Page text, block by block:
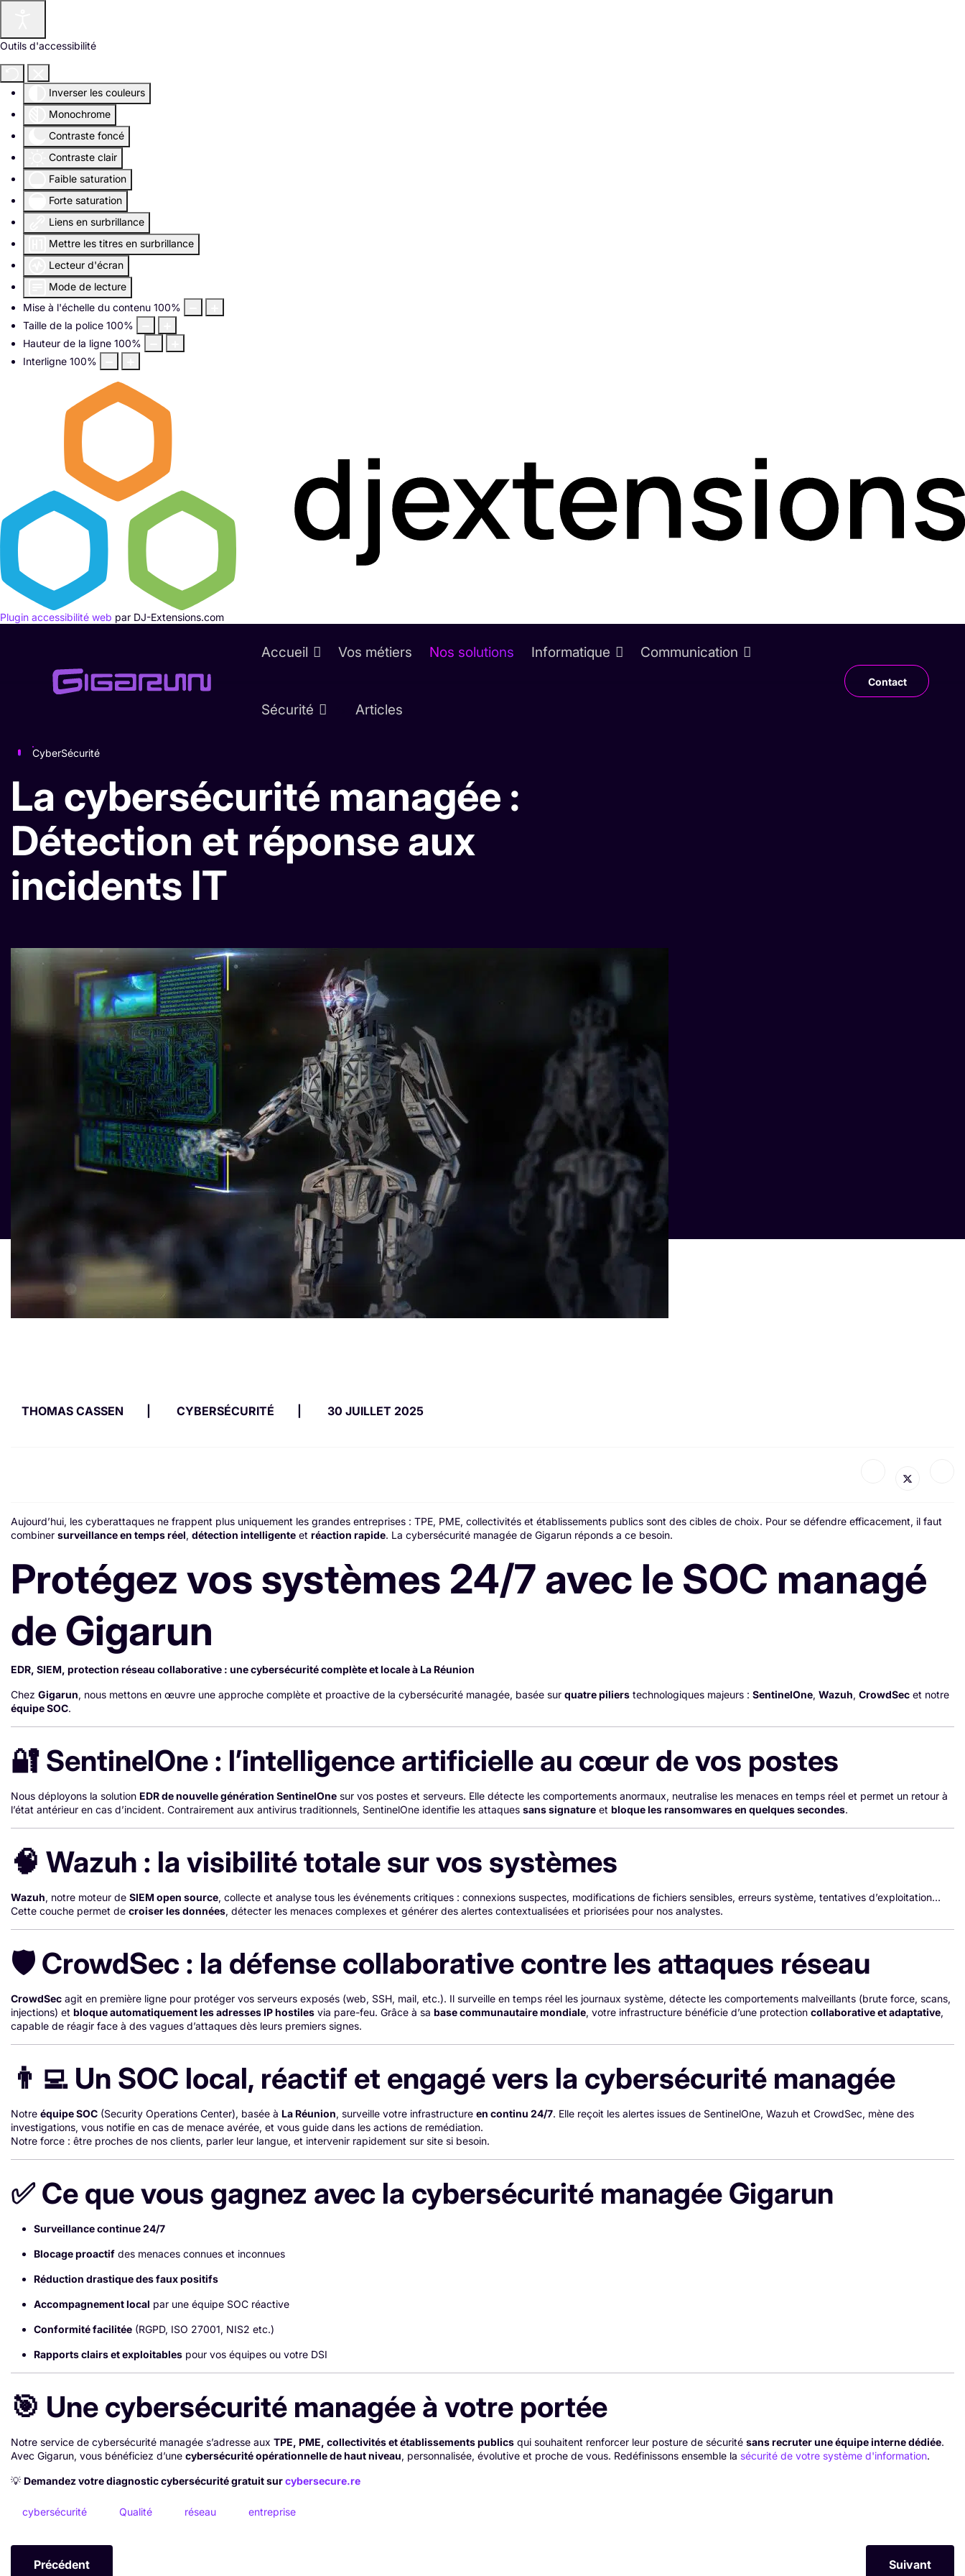
Outils d'accessibilité
Inverser les couleurs
Monochrome
Contraste foncé
Contraste clair
Faible saturation
Forte saturation
Liens en surbrillance
Mettre les titres en surbrillance
Lecteur d'écran
Mode de lecture
Mise à l'échelle du contenu 100%
Taille de la police 100%
Hauteur de la ligne 100%
Interligne 100%
Plugin accessibilité web par DJ-Extensions.com
Accueil Vos métiers Nos solutions Informatique Communication
Sécurité Articles
Contact
CyberSécurité
La cybersécurité managée :
Détection et réponse aux
incidents IT
THOMAS CASSEN CYBERSÉCURITÉ 30 JUILLET 2025
Aujourd’hui, les cyberattaques ne frappent plus uniquement les grandes entreprises : TPE, PME, collectivités et établissements publics sont des cibles de choix. Pour se défendre efficacement, il faut
combiner surveillance en temps réel, détection intelligente et réaction rapide. La cybersécurité managée de Gigarun réponds a ce besoin.
Protégez vos systèmes 24/7 avec le SOC managé
de Gigarun
EDR, SIEM, protection réseau collaborative : une cybersécurité complète et locale à La Réunion
Chez Gigarun, nous mettons en œuvre une approche complète et proactive de la cybersécurité managée, basée sur quatre piliers technologiques majeurs : SentinelOne, Wazuh, CrowdSec et notre
équipe SOC.
🔐 SentinelOne : l’intelligence artificielle au cœur de vos postes
Nous déployons la solution EDR de nouvelle génération SentinelOne sur vos postes et serveurs. Elle détecte les comportements anormaux, neutralise les menaces en temps réel et permet un retour à
l’état antérieur en cas d’incident. Contrairement aux antivirus traditionnels, SentinelOne identifie les attaques sans signature et bloque les ransomwares en quelques secondes.
🧠 Wazuh : la visibilité totale sur vos systèmes
Wazuh, notre moteur de SIEM open source, collecte et analyse tous les événements critiques : connexions suspectes, modifications de fichiers sensibles, erreurs système, tentatives d’exploitation…
Cette couche permet de croiser les données, détecter les menaces complexes et générer des alertes contextualisées et priorisées pour nos analystes.
🛡️ CrowdSec : la défense collaborative contre les attaques réseau
CrowdSec agit en première ligne pour protéger vos serveurs exposés (web, SSH, mail, etc.). Il surveille en temps réel les journaux système, détecte les comportements malveillants (brute force, scans,
injections) et bloque automatiquement les adresses IP hostiles via pare-feu. Grâce à sa base communautaire mondiale, votre infrastructure bénéficie d’une protection collaborative et adaptative,
capable de réagir face à des vagues d’attaques dès leurs premiers signes.
👨‍💻 Un SOC local, réactif et engagé vers la cybersécurité managée
Notre équipe SOC (Security Operations Center), basée à La Réunion, surveille votre infrastructure en continu 24/7. Elle reçoit les alertes issues de SentinelOne, Wazuh et CrowdSec, mène des
investigations, vous notifie en cas de menace avérée, et vous guide dans les actions de remédiation.
Notre force : être proches de nos clients, parler leur langue, et intervenir rapidement sur site si besoin.
✅ Ce que vous gagnez avec la cybersécurité managée Gigarun
Surveillance continue 24/7
Blocage proactif des menaces connues et inconnues
Réduction drastique des faux positifs
Accompagnement local par une équipe SOC réactive
Conformité facilitée (RGPD, ISO 27001, NIS2 etc.)
Rapports clairs et exploitables pour vos équipes ou votre DSI
🎯 Une cybersécurité managée à votre portée
Notre service de cybersécurité managée s’adresse aux TPE, PME, collectivités et établissements publics qui souhaitent renforcer leur posture de sécurité sans recruter une équipe interne dédiée.
Avec Gigarun, vous bénéficiez d’une cybersécurité opérationnelle de haut niveau, personnalisée, évolutive et proche de vous. Redéfinissons ensemble la sécurité de votre système d'information.
💡 Demandez votre diagnostic cybersécurité gratuit surcybersecure.re
cybersécurité Qualité réseau entreprise
Article Précédent : Test D'intrusion Ou D'application À La Réunion — Pentest NIS2 & RGPD
Précédent Article
Suivant